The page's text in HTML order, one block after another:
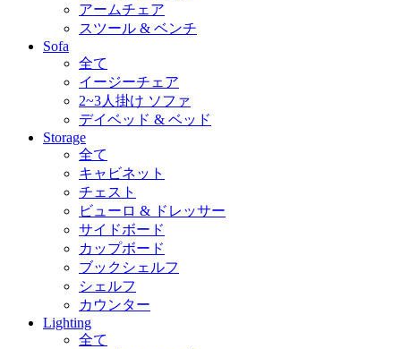
アームチェア
スツール & ベンチ
Sofa
全て
イージーチェア
2~3人掛け ソファ
デイベッド & ベッド
Storage
全て
キャビネット
チェスト
ビューロ & ドレッサー
サイドボード
カップボード
ブックシェルフ
シェルフ
カウンター
Lighting
全て